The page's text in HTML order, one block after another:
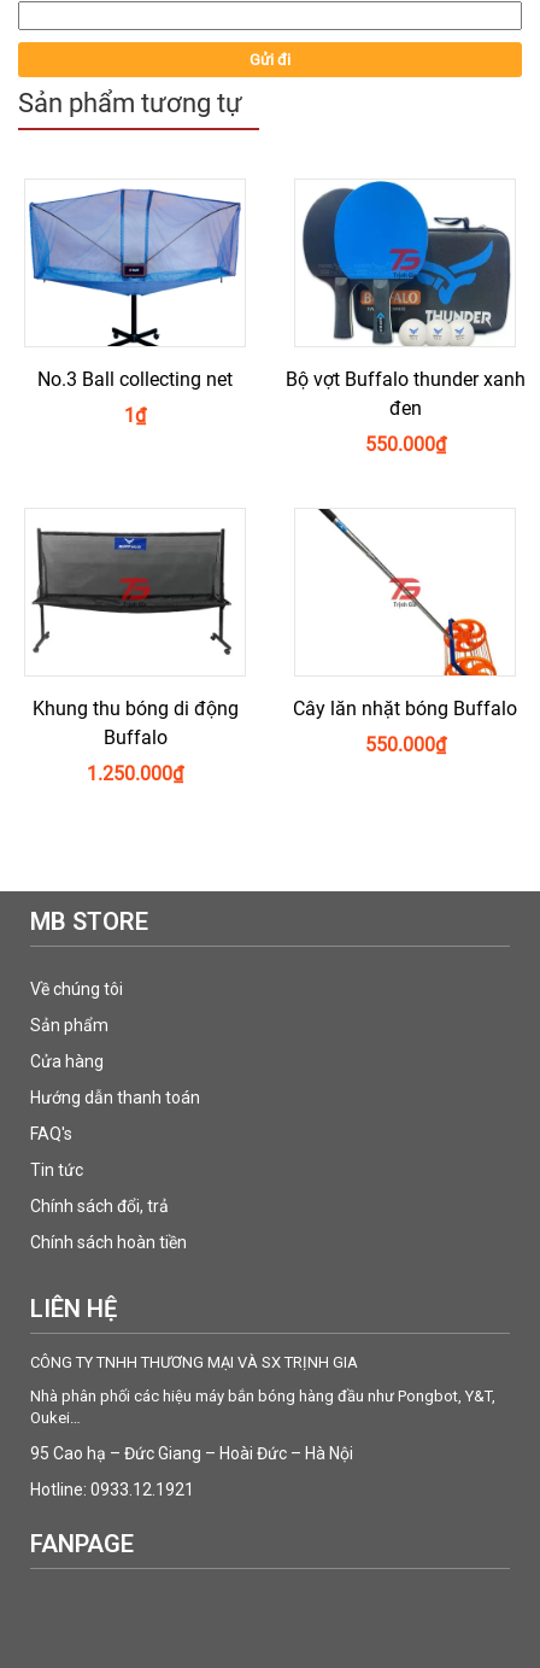
Sản phẩm tương tự
No.3 Ball collecting net
₫
1
Bộ vợt Buffalo thunder xanh
đen
₫
550.000
Khung thu bóng di động
Buffalo
₫
1.250.000
Cây lăn nhặt bóng Buffalo
₫
550.000
MB STORE
Về chúng tôi
Sản phẩm
Cửa hàng
Hướng dẫn thanh toán
FAQ's
Tin tức
Chính sách đổi, trả
Chính sách hoàn tiền
LIÊN HỆ
CÔNG TY TNHH THƯƠNG MẠI VÀ SX TRỊNH GIA
Nhà phân phối các hiệu máy bắn bóng hàng đầu như Pongbot, Y&T,
Oukei…
95 Cao hạ – Đức Giang – Hoài Đức – Hà Nội
Hotline: 0933.12.1921
FANPAGE